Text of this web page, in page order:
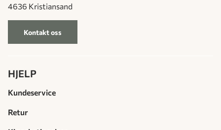
4636 Kristiansand
Kontakt oss
HJELP
Kundeservice
Retur